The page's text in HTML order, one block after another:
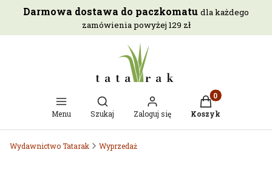
Darmowa dostawa do paczkomatu dla każdego
zamówienia powyżej 129 zł
Menu
Otwórz wyszukiwarkę
Szukaj Zaloguj się
Produkty w
Koszyk
Wydawnictwo Tatarak Wyprzedaż